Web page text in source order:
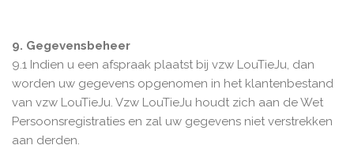
9. Gegevensbeheer
9.1 Indien u een afspraak plaatst bij vzw LouTieJu, dan
worden uw gegevens opgenomen in het klantenbestand
van vzw LouTieJu. Vzw LouTieJu houdt zich aan de Wet
Persoonsregistraties en zal uw gegevens niet verstrekken
aan derden.